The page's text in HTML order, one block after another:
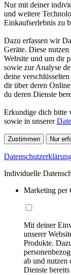
Nur mit deiner
und weitere
Einkaufserlebnis zu
Dazu erfassen wir
Geräte. Diese
Website und um dir
sowie zur Analyse
deine
dir über deren
du deren Dienste
Erkundige dich bitte
sowie in unserer
Zustimmen Nur
Individuelle
Marketing per
Mit deiner
unserer
Produkte.
ab und nutzen
Dienste